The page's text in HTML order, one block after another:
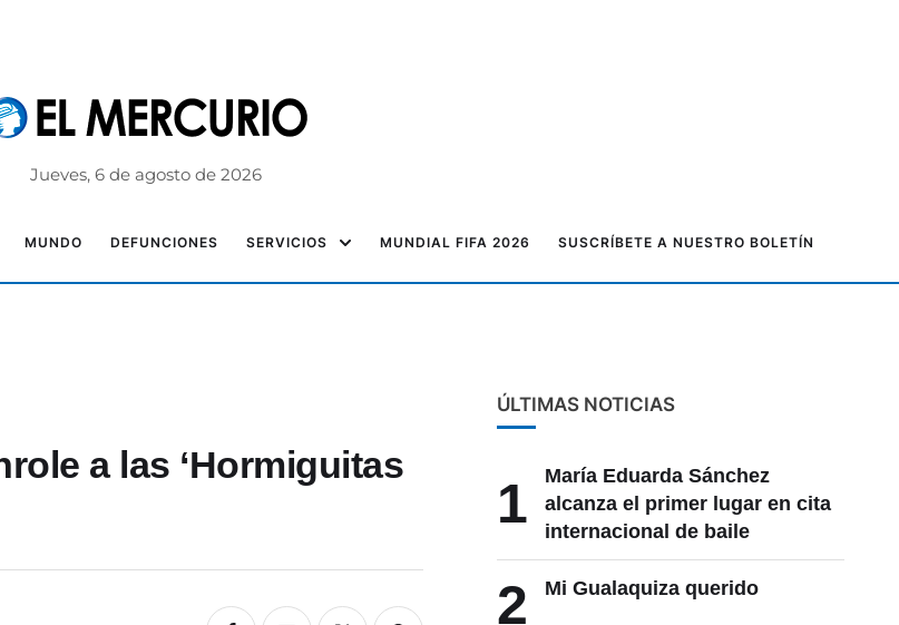
Jueves, 6 de agosto de 2026
MUNDO DEFUNCIONES SERVICIOS MUNDIAL FIFA 2026 SUSCRÍBETE A NUESTRO BOLETÍN
a las ‘Hormiguitas
ÚLTIMAS NOTICIAS
1
María Eduarda Sánchez
alcanza el primer lugar en cita
internacional de baile
2 Mi Gualaquiza querido